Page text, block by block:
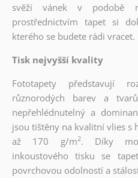
svěží vánek v podobě
prostřednictvím tapet si
kterého se budete rádi vracet.
Tisk nejvyšší kvality
Fototapety představují
různorodých barev a
nepřehlédnutelný a
jsou tištěny na kvalitní vlies s
až 170 g/m2. Díky
inkoustového tisku se
povrchovou odolností a